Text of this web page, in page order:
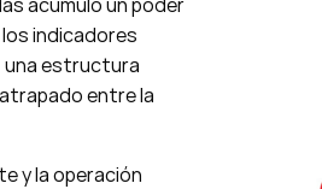
indicadores
una estructura
entre la
y la operación